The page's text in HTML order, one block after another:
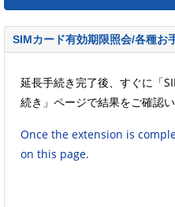
SIMカード有効期限照会/各種お
延長手続き完了後、すぐに「
続き」ページで結果をご確認い
Once the extension is
on this page.